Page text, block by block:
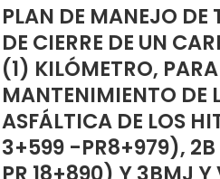
PLAN DE MANEJO DE
DE CIERRE DE UN
(1) KILÓMETRO,
MANTENIMIENTO DE
ASFÁLTICA DE LOS
3+599 -PR8+979),